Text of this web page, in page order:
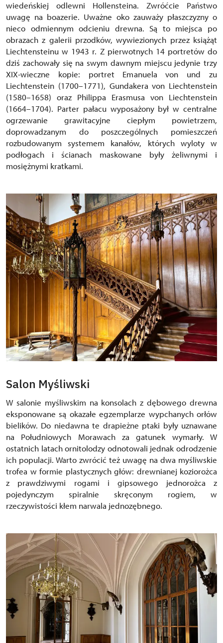
wiedeńskiej odlewni Hollensteina. Zwróćcie Państwo
uwagę na boazerie. Uważne oko zauważy płaszczyzny o
nieco odmiennym odcieniu drewna. Są to miejsca po
obrazach z galerii przodków, wywiezionych przez książąt
Liechtensteinu w 1943 r. Z pierwotnych 14 portretów do
dziś zachowały się na swym dawnym miejscu jedynie trzy
XIX-wieczne kopie: portret Emanuela von und zu
Liechtenstein (1700–1771), Gundakera von Liechtenstein
(1580–1658) oraz Philippa Erasmusa von Liechtenstein
(1664–1704). Parter pałacu wyposażony był w centralne
ogrzewanie grawitacyjne ciepłym powietrzem,
doprowadzanym do poszczególnych pomieszczeń
rozbudowanym systemem kanałów, których wyloty w
podłogach i ścianach maskowane były żeliwnymi i
mosiężnymi kratkami.
Salon Myśliwski
W salonie myśliwskim na konsolach z dębowego drewna
eksponowane są okazałe egzemplarze wypchanych orłów
bielików. Do niedawna te drapieżne ptaki były uznawane
na Południowych Morawach za gatunek wymarły. W
ostatnich latach ornitolodzy odnotowali jednak odrodzenie
ich populacji. Warto zwrócić też uwagę na dwa myśliwskie
trofea w formie plastycznych głów: drewnianej koziorożca
z prawdziwymi rogami i gipsowego jednorożca z
pojedynczym spiralnie skręconym rogiem, w
rzeczywistości kłem narwala jednozębnego.